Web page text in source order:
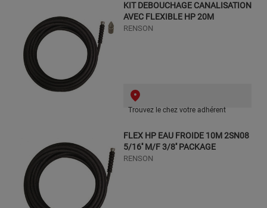
KIT DEBOUCHAGE CANALISATION
AVEC FLEXIBLE HP 20M
RENSON
Trouvez le chez votre adhérent
FLEX HP EAU FROIDE 10M 2SN08
5/16'' M/F 3/8'' PACKAGE
RENSON